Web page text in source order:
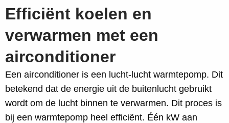
Efficiënt koelen en
verwarmen met een
airconditioner
Een airconditioner is een lucht-lucht warmtepomp. Dit
betekend dat de energie uit de buitenlucht gebruikt
wordt om de lucht binnen te verwarmen. Dit proces is
bij een warmtepomp heel efficiënt. Één kW aan